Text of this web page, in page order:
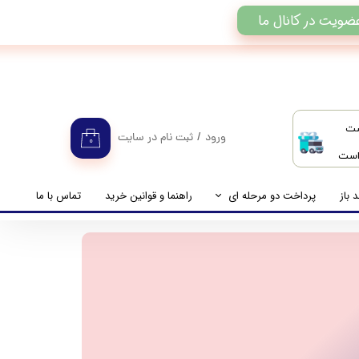
است
۰ ورود / ثبت نام در سایت
تغییر گذر واژه باز پرداخت دو مرحله ای
راهنمای پرداخت دو مرحله ای
راهنما و قوانین خرید تماس با ما
در کانال ما